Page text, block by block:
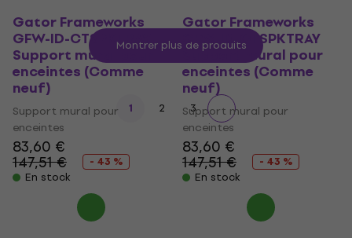
Gator Frameworks
GFW-ID-CTSPKTRAY
Support mural pour
enceintes (Comme
neuf)
Support mural pour
enceintes
83,60 €
147,51 €
- 43 %
En stock
Gator Frameworks
GFW-ID-CTSPKTRAY
Support mural pour
enceintes (Comme
neuf)
Support mural pour
enceintes
83,60 €
147,51 €
- 43 %
En stock
Montrer plus de produits
1 2 3